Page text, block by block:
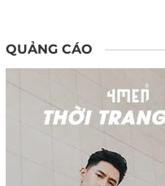
QUẢNG CÁO